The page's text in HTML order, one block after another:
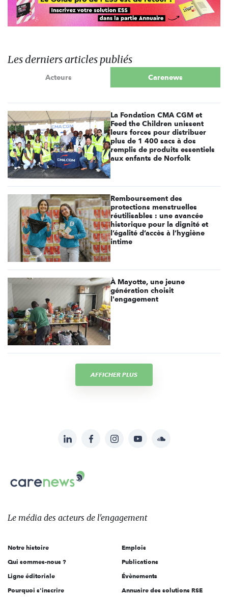
Les derniers articles publiés
Acteurs Carenews
La Fondation CMA CGM et
Feed the Children unissent
leurs forces pour distribuer
plus de 1 400 sacs à dos
remplis de produits essentiels
aux enfants de Norfolk
Remboursement des
protections menstruelles
réutilisables : une avancée
historique pour la dignité et
l’égalité d’accès à l’hygiène
intime
À Mayotte, une jeune
génération choisit
l'engagement
AFFICHER PLUS
sur:
LinkedInFacebookInstagramYouTubeSoundcloud
Le
des
l'engagement
Le média des acteurs de l'engagement
Notre histoire
Qui sommes-nous ?
Ligne éditoriale
Pourquoi s'inscrire
Emplois
Publications
Évènements
Annuaire des solutions RSE